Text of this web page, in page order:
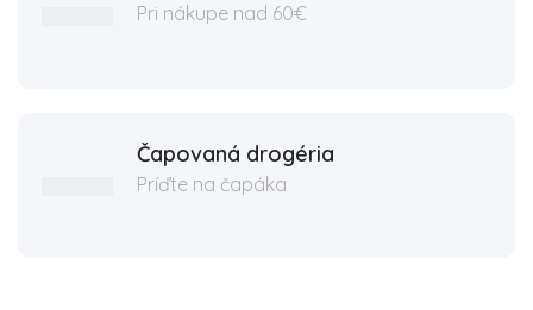
Pri nákupe nad 60€
Čapovaná drogéria
Príďte na čapáka